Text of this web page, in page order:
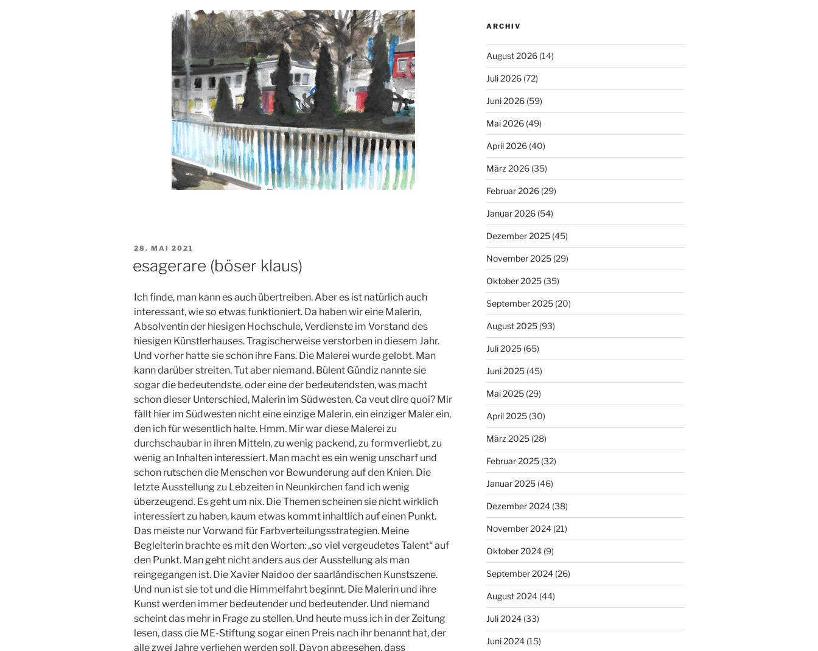
VERÖFFENTLICHT
28. MAI 2021
esagerare (böser klaus)
Ich finde, man kann es auch übertreiben. Aber es ist natürlich auch
interessant, wie so etwas funktioniert. Da haben wir eine Malerin,
Absolventin der hiesigen Hochschule, Verdienste im Vorstand des
hiesigen Künstlerhauses. Tragischerweise verstorben in diesem Jahr.
Und vorher hatte sie schon ihre Fans. Die Malerei wurde gelobt. Man
kann darüber streiten. Tut aber niemand. Bülent Gündiz nannte sie
sogar die bedeutendste, oder eine der bedeutendsten, was macht
schon dieser Unterschied, Malerin im Südwesten. Ca veut dire quoi? Mir
fällt hier im Südwesten nicht eine einzige Malerin, ein einziger Maler ein,
den ich für wesentlich halte. Hmm. Mir war diese Malerei zu
durchschaubar in ihren Mitteln, zu wenig packend, zu formverliebt, zu
wenig an Inhalten interessiert. Man macht es ein wenig unscharf und
schon rutschen die Menschen vor Bewunderung auf den Knien. Die
letzte Ausstellung zu Lebzeiten in Neunkirchen fand ich wenig
überzeugend. Es geht um nix. Die Themen scheinen sie nicht wirklich
interessiert zu haben, kaum etwas kommt inhaltlich auf einen Punkt.
Das meiste nur Vorwand für Farbverteilungsstrategien. Meine
Begleiterin brachte es mit den Worten: „so viel vergeudetes Talent“ auf
den Punkt. Man geht nicht anders aus der Ausstellung als man
reingegangen ist. Die Xavier Naidoo der saarländischen Kunstszene.
Und nun ist sie tot und die Himmelfahrt beginnt. Die Malerin und ihre
Kunst werden immer bedeutender und bedeutender. Und niemand
scheint das mehr in Frage zu stellen. Und heute muss ich in der Zeitung
lesen, dass die ME-Stiftung sogar einen Preis nach ihr benannt hat, der
alle zwei Jahre verliehen werden soll. Davon abgesehen, dass
ARCHIV
August 2026(14)
Juli 2026(72)
Juni 2026(59)
Mai 2026(49)
April 2026(40)
März 2026(35)
Februar 2026(29)
Januar 2026(54)
Dezember 2025(45)
November 2025(29)
Oktober 2025(35)
September 2025(20)
August 2025(93)
Juli 2025(65)
Juni 2025(45)
Mai 2025(29)
April 2025(30)
März 2025(28)
Februar 2025(32)
Januar 2025(46)
Dezember 2024(38)
November 2024(21)
Oktober 2024(9)
September 2024(26)
August 2024(44)
Juli 2024(33)
Juni 2024(15)